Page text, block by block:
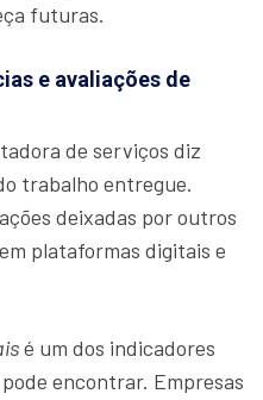
futuras.
e avaliações de
de serviços diz
trabalho entregue.
deixadas por outros
plataformas digitais e
é um dos indicadores
encontrar. Empresas